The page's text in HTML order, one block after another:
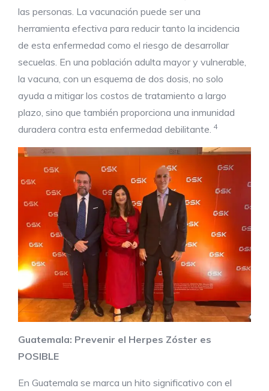
las personas. La vacunación puede ser una
herramienta efectiva para reducir tanto la incidencia
de esta enfermedad como el riesgo de desarrollar
secuelas. En una población adulta mayor y vulnerable,
la vacuna, con un esquema de dos dosis, no solo
ayuda a mitigar los costos de tratamiento a largo
plazo, sino que también proporciona una inmunidad
duradera contra esta enfermedad debilitante. 4
Guatemala: Prevenir el Herpes Zóster es
POSIBLE
En Guatemala se marca un hito significativo con el